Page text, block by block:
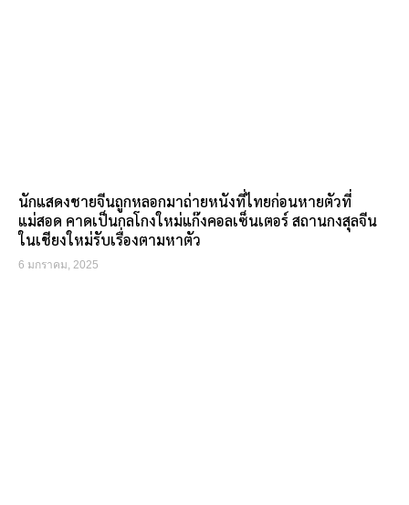
นักแสดงชายจีนถูกหลอกมาถ่ายหนังที่ไทยก่อนหายตัวที่
แม่สอด คาดเป็นกลโกงใหม่แก๊งคอลเซ็นเตอร์ สถานกงสุลจีน
ในเชียงใหม่รับเรื่องตามหาตัว
6 มกราคม, 2025